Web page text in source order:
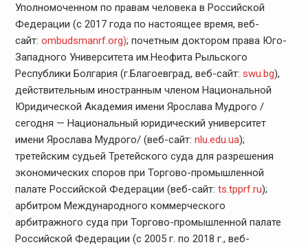
Уполномоченном по правам человека в Российской
Федерации (с 2017 года по настоящее время, веб-
сайт: ombudsmanrf.org); почетным доктором права Юго-
Западного Университета им.Неофита Рыльского
Республики Болгария (г.Благоевград, веб-сайт: swu.bg),
действительным иностранным членом Национальной
Юридической Академия имени Ярослава Мудрого /
сегодня — Национальный юридический университет
имени Ярослава Мудрого/ (веб-сайт: nlu.edu.ua);
третейским судьей Третейского суда для разрешения
экономических споров при Торгово-промышленной
палате Российской Федерации (веб-сайт: ts.tpprf.ru);
арбитром Международного коммерческого
арбитражного суда при Торгово-промышленной палате
Российской Федерации (с 2005 г. по 2018 г., веб-